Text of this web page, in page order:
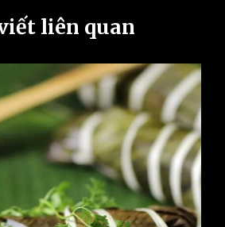
liên quan